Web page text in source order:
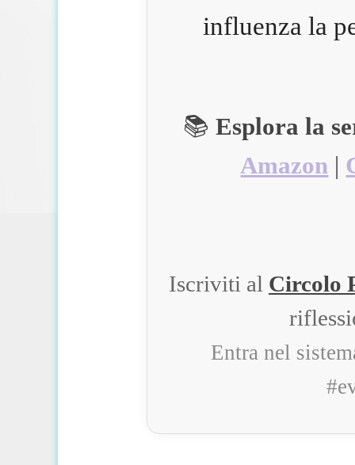
influenza la
📚Esplora la
Amazon |
Iscriviti al Circolo
Entra nel